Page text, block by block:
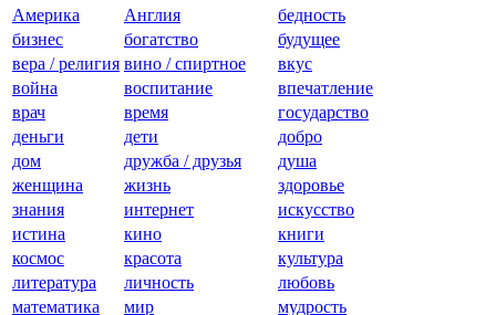
Америкa Англия
бедность
бизнес
богатство
будущее
вера / религия вино / спиртное
вкус
война
воспитание
впечатление
врач
время
государство
деньги
дети
добро
дом
дружба / друзья
душа
женщина
жизнь
здоровье
знания
интернет
искусство
истина
кино
книги
космос
красота
культура
литература
личность
любовь
математика
мир
мудрость